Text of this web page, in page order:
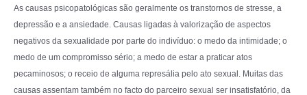
As causas psicopatológicas são geralmente os transtornos de stresse, a
depressão e a ansiedade. Causas ligadas à valorização de aspectos
negativos da sexualidade por parte do indivíduo: o medo da intimidade; o
medo de um compromisso sério; a medo de estar a praticar atos
pecaminosos; o receio de alguma represália pelo ato sexual. Muitas das
causas assentam também no facto do parceiro sexual ser insatisfatório, da